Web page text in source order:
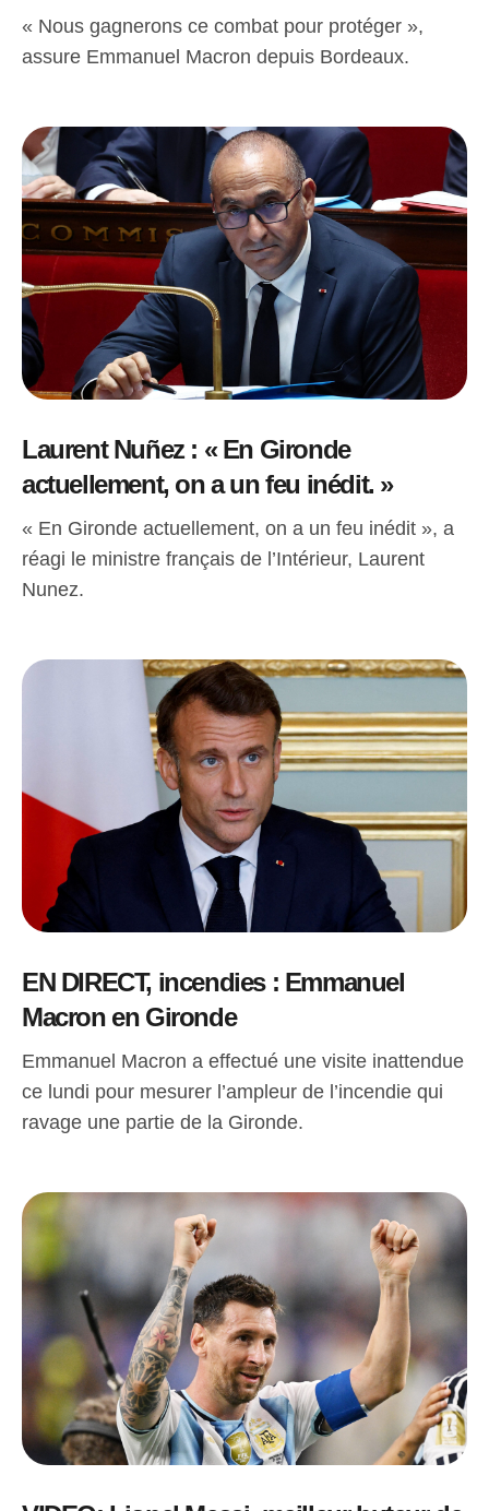
« Nous gagnerons ce combat pour protéger »,
assure Emmanuel Macron depuis Bordeaux.
Laurent Nuñez : « En Gironde
actuellement, on a un feu inédit. »
« En Gironde actuellement, on a un feu inédit », a
réagi le ministre français de l’Intérieur, Laurent
Nunez.
EN DIRECT, incendies : Emmanuel
Macron en Gironde
Emmanuel Macron a effectué une visite inattendue
ce lundi pour mesurer l’ampleur de l’incendie qui
ravage une partie de la Gironde.